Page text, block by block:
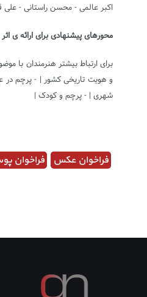
اکبر عالمی - محسن راستانی - علی
محورهای پیشنهادی برای ارائه ی
برای ارتباط بیشتر هنرمندان با
و هویت تاریخی کشور | - پرچم در
شهری | - پرچم و کودک |
فراخوان عکس فراخوان